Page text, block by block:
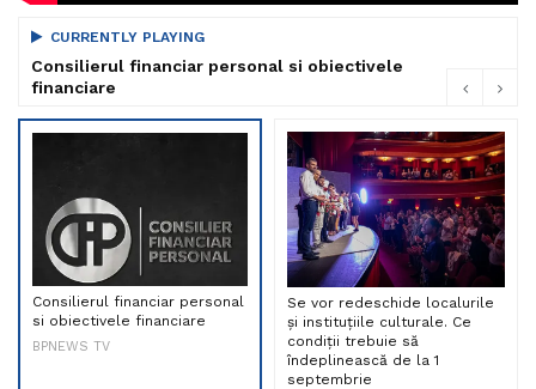
CURRENTLY PLAYING
Consilierul financiar personal si obiectivele
financiare
Consilierul financiar personal
si obiectivele financiare
BPNEWS TV
Se vor redeschide localurile
și instituțiile culturale. Ce
condiții trebuie să
îndeplinească de la 1
septembrie